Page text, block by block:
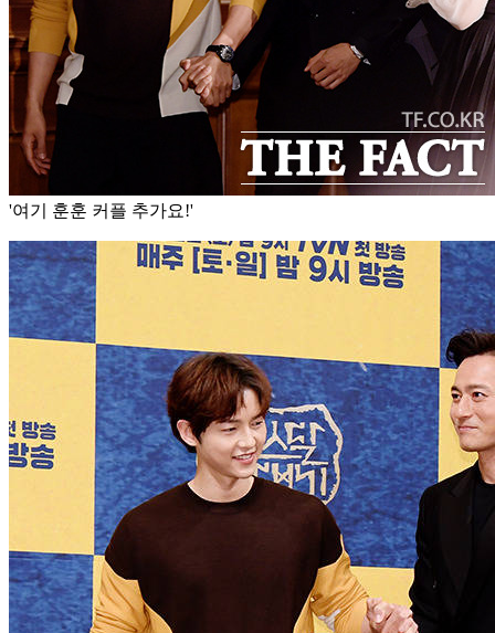
'여기 훈훈 커플 추가요!'